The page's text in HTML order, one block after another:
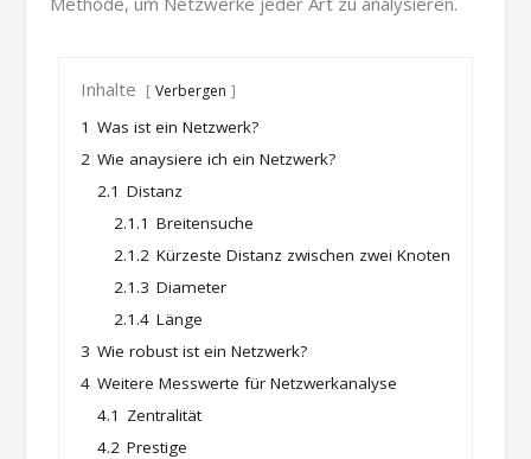
Inhalte Verbergen
1 Was ist ein Netzwerk?
2 Wie anaysiere ich ein Netzwerk?
2.1 Distanz
2.1.1 Breitensuche
2.1.2 Kürzeste Distanz zwischen zwei Knoten
2.1.3 Diameter
2.1.4 Länge
3 Wie robust ist ein Netzwerk?
4 Weitere Messwerte für Netzwerkanalyse
4.1 Zentralität
4.2 Prestige